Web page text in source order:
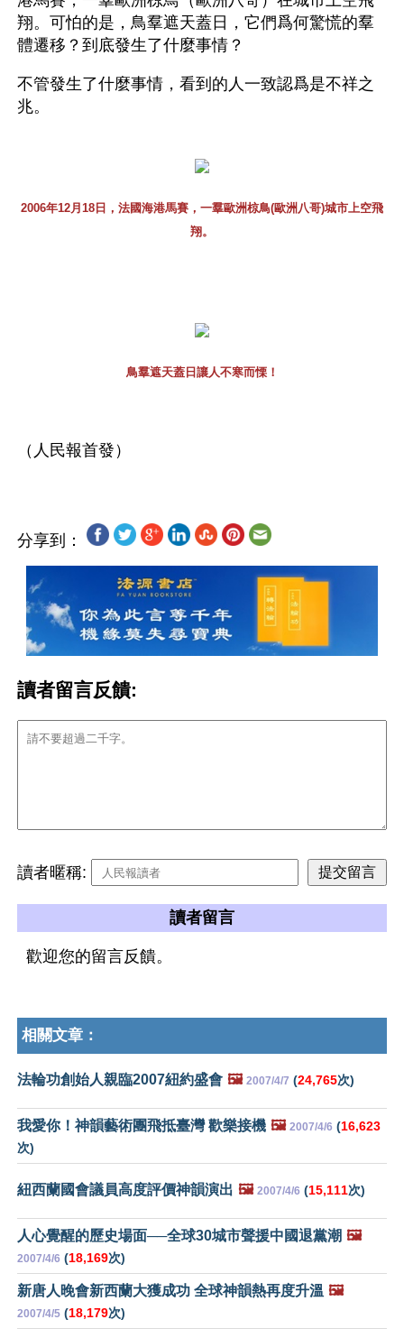
翔。可怕的是，鳥羣遮天蓋日，它們爲何驚慌的羣
體遷移？到底發生了什麼事情？
不管發生了什麼事情，看到的人一致認爲是不祥之
兆。
2006年12月18日，法國海港馬賽，一羣歐洲椋鳥(歐洲八哥)城市上空飛
翔。
鳥羣遮天蓋日讓人不寒而慄！
分享到：
讀者留言反饋:
讀者暱稱:
讀者留言
歡迎您的留言反饋。
相關文章：
法輪功創始人親臨2007紐約盛會 🖼️ 2007/4/7 (24,765次)
我愛你！神韻藝術團飛抵臺灣 歡樂接機 🖼️ 2007/4/6 (16,623
次)
紐西蘭國會議員高度評價神韻演出 🖼️ 2007/4/6 (15,111次)
人心覺醒的歷史場面──全球30城市聲援中國退黨潮 🖼️
2007/4/6 (18,169次)
新唐人晚會新西蘭大獲成功 全球神韻熱再度升溫 🖼️
2007/4/5 (18,179次)